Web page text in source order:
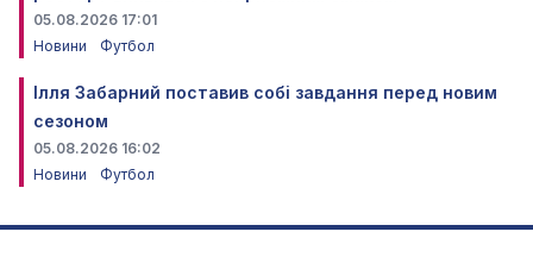
05.08.2026 17:01
Новини
Футбол
Ілля Забарний поставив собі завдання перед новим
сезоном
05.08.2026 16:02
Новини
Футбол